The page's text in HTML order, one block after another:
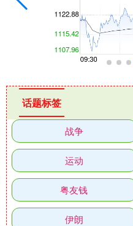
话题标签
战争
运动
粤友钱
伊朗